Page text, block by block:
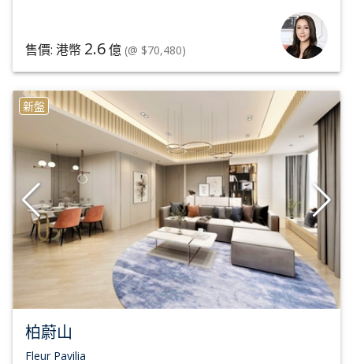
售價: 港幣 2.6億 (@ $70,480)
新盤
柏蔚山
Fleur Pavilia